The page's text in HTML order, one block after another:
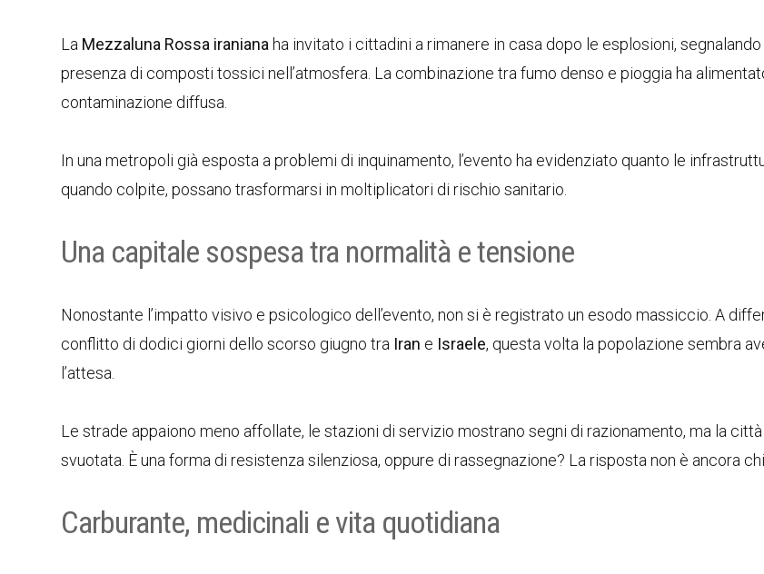
La Mezzaluna Rossa iraniana ha invitato i cittadini a rimanere in casa dopo le esplosioni,
presenza di composti tossici nell’atmosfera. La combinazione tra fumo denso e pioggia ha
contaminazione diffusa.
In una metropoli già esposta a problemi di inquinamento, l’evento ha evidenziato quanto le
quando colpite, possano trasformarsi in moltiplicatori di rischio sanitario.
Una capitale sospesa tra normalità e tensione
Nonostante l’impatto visivo e psicologico dell’evento, non si è registrato un esodo massiccio. A
conflitto di dodici giorni dello scorso giugno tra Iran e Israele, questa volta la popolazione sembra
l’attesa.
Le strade appaiono meno affollate, le stazioni di servizio mostrano segni di razionamento, ma la città
svuotata. È una forma di resistenza silenziosa, oppure di rassegnazione? La risposta non è ancora
Carburante, medicinali e vita quotidiana